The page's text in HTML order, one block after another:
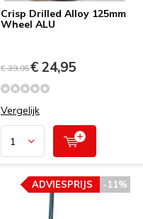
Crisp Drilled Alloy 125mm
Wheel ALU
€ 39,95€ 24,95
Vergelijk
-11%
ADVIESPRIJS